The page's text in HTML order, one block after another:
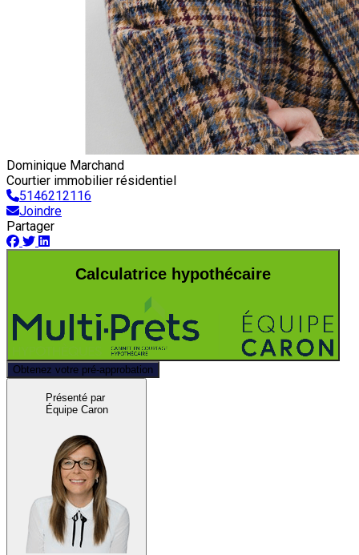
Dominique Marchand
Courtier immobilier résidentiel
5146212116
Joindre
Partager
Calculatrice hypothécaire
Obtenez votre pré-approbation
Présenté par
Équipe Caron